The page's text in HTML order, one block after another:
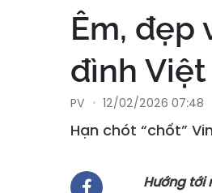
Êm, đẹp
đình
PV 12/02/2026 07:48
Hạn chót “chốt”
Hướng tới